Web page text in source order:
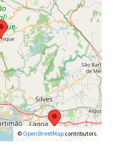
© OpenStreetMap contributors.